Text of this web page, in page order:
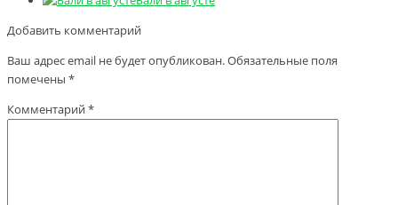
Добавить комментарий
Ваш адрес email не будет опубликован.Обязательные поля
помечены *
Комментарий*